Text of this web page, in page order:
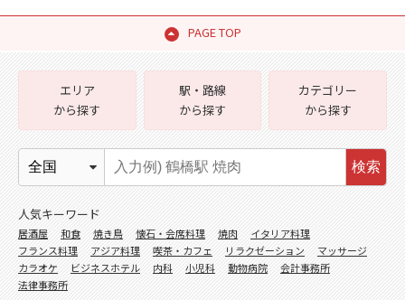
PAGE TOP
エリア
から探す
駅・路線
から探す
カテゴリー
から探す
検索
人気キーワード
居酒屋 和食 焼き鳥 懐石・会席料理 焼肉
イタリア料理
フランス料理
アジア料理 喫茶・カフェ リラクゼーション
マッサージ
カラオケ
ビジネスホテル 内科 小児科 動物病院
会計事務所
法律事務所